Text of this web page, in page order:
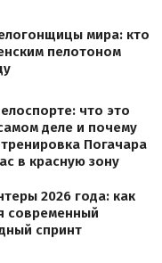
мира: кто
пелотоном
что это
деле и почему
Погачара
в красную зону
2026 года: как
современный
спринт